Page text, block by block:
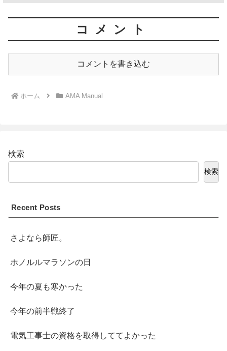
コメント
コメントを書き込む
ホーム AMA Manual
検索
検索
Recent Posts
さよなら師匠。
ホノルルマラソンの日
今年の夏も寒かった
今年の前半戦終了
電気工事士の資格を取得しててよかった